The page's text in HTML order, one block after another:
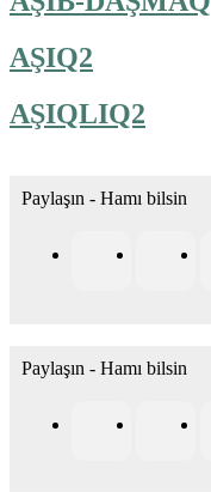
AŞIQ2
AŞIQLIQ2
Paylaşın - Hamı bilsin
Paylaşın - Hamı bilsin